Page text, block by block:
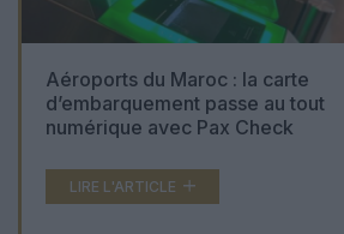
Aéroports du Maroc : la carte
d’embarquement passe au tout
numérique avec Pax Check
LIRE L'ARTICLE